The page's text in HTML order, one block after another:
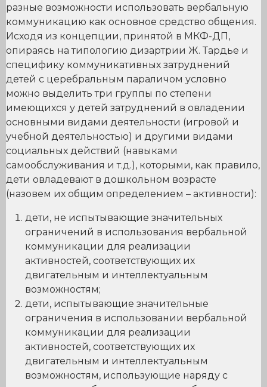
разные возможности использовать вербальную
коммуникацию как основное средство общения.
Исходя из концепции, принятой в МКФ-ДП,
опираясь на типологию дизартрии Ж. Тардье и
специфику коммуникативных затруднений
детей с церебральным параличом условно
можно выделить три группы по степени
имеющихся у детей затруднений в овладении
основными видами деятельности (игровой и
учебной деятельностью) и другими видами
социальных действий (навыками
самообслуживания и т.д.), которыми, как правило,
дети овладевают в дошкольном возрасте
(назовем их общим определением – активности):
дети, не испытывающие значительных
ограничений в использования вербальной
коммуникации для реализации
активностей, соответствующих их
двигательным и интеллектуальным
возможностям;
дети, испытывающие значительные
ограничения в использовании вербальной
коммуникации для реализации
активностей, соответствующих их
двигательным и интеллектуальным
возможностям, использующие наряду с